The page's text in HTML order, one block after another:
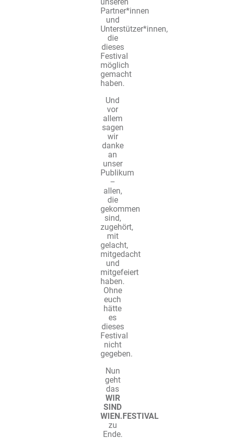
Partner*innen
und
Unterstützer*innen,
die
dieses
Festival
möglich
gemacht
haben.
Und
vor
allem
sagen
wir
danke
an
unser
Publikum
–
allen,
die
gekommen
sind,
zugehört,
mit
gelacht,
mitgedacht
und
mitgefeiert
haben.
Ohne
euch
hätte
es
dieses
Festival
nicht
gegeben.
Nun
geht
das
WIR
SIND
WIEN.FESTIVAL
zu
Ende.